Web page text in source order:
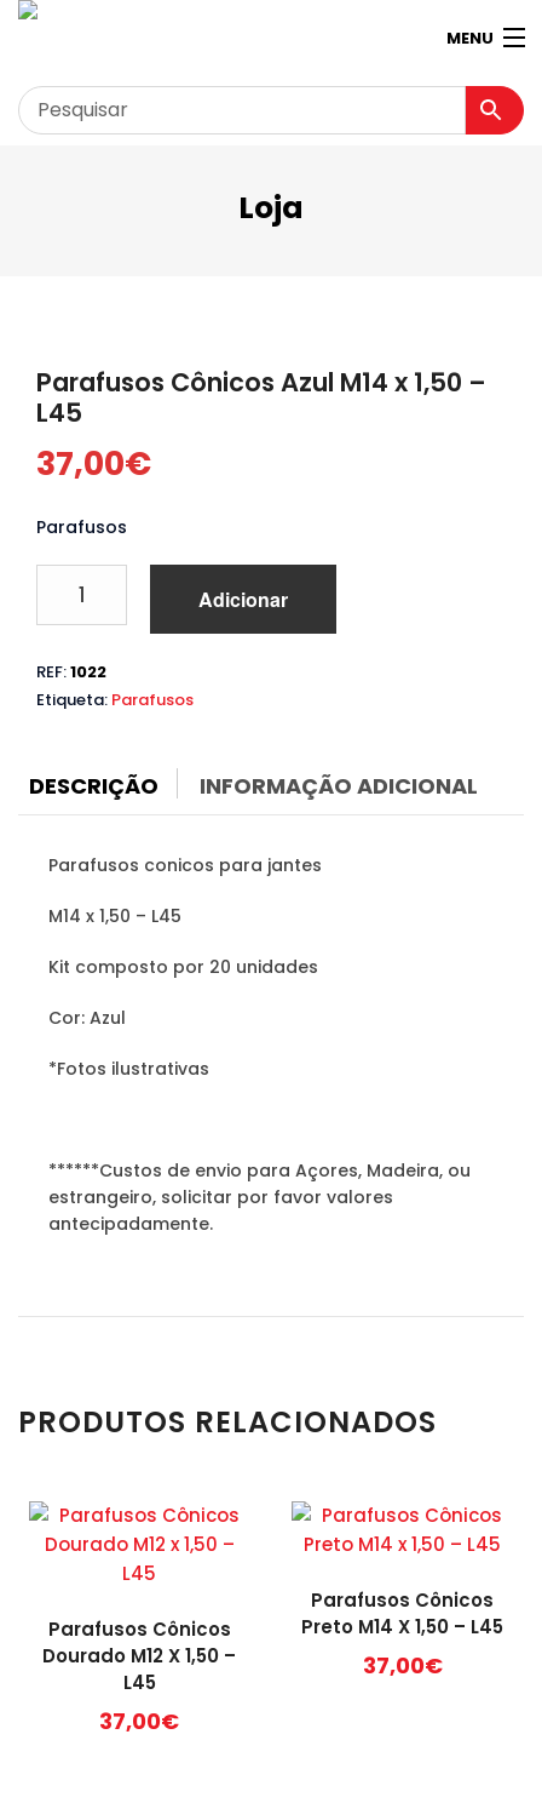
MENU
Garagem
Loja Virtual 360º
Loja
Parafusos Cônicos Azul M14 x 1,50 –
L45
37,00€
Parafusos
Parafusos
Azul
M14
–
Adicionar
REF:1022
Etiqueta: Parafusos
DESCRIÇÃO INFORMAÇÃO ADICIONAL
Parafusos conicos para jantes
M14 x 1,50 – L45
Kit composto por 20 unidades
Cor: Azul
*Fotos ilustrativas
******Custos de envio para Açores, Madeira, ou
estrangeiro, solicitar por favor valores
antecipadamente.
PRODUTOS RELACIONADOS
Parafusos Cônicos
Dourado M12 X 1,50 –
L45
37,00€
Parafusos Cônicos
Preto M14 X 1,50 – L45
37,00€